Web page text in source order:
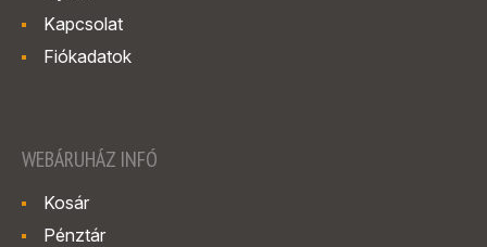
Kapcsolat
Fiókadatok
WEBÁRUHÁZ INFÓ
Kosár
Pénztár